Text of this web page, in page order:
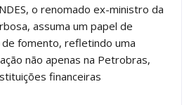
o renomado ex-ministro da
assuma um papel de
fomento, refletindo uma
não apenas na Petrobras,
financeiras